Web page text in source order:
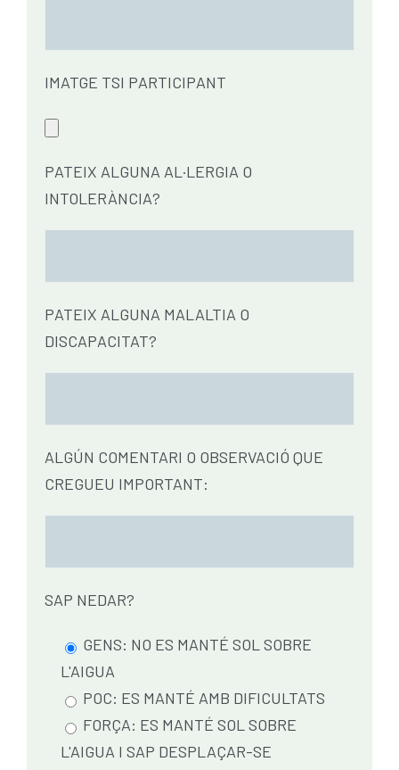
IMATGE TSI PARTICIPANT
PATEIX ALGUNA AL·LERGIA O
INTOLERÀNCIA?
PATEIX ALGUNA MALALTIA O
DISCAPACITAT?
ALGÚN COMENTARI O OBSERVACIÓ QUE
CREGUEU IMPORTANT:
SAP NEDAR?
GENS: NO ES MANTÉ SOL SOBRE
L'AIGUA
POC: ES MANTÉ AMB DIFICULTATS
FORÇA: ES MANTÉ SOL SOBRE
L'AIGUA I SAP DESPLAÇAR-SE